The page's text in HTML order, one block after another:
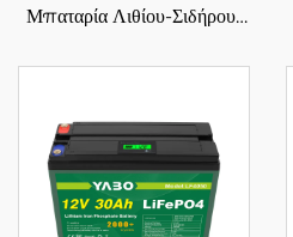
Μπαταρία Λιθίου-Σιδήρου-
Ποιότητας Συσσωρευτής
Αποθήκευσης Ηλιακής
Ενέργειας, Γκολφ-Κάρ